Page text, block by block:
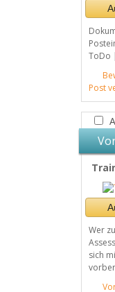
ToDo
Post
Wer
sich